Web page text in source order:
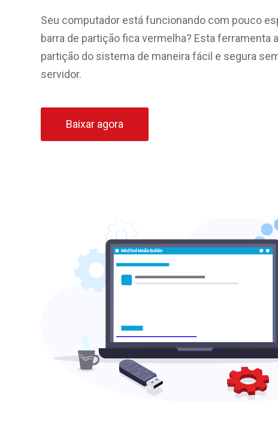
Seu computador está funcionando com pouco
barra de partição fica vermelha? Esta ferramenta
partição do sistema de maneira fácil e segura
servidor.
Baixar agora